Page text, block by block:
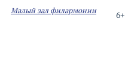
6+
Малый зал филармонии